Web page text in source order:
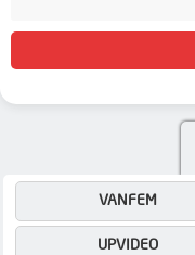
VANFEM
UPVIDEO